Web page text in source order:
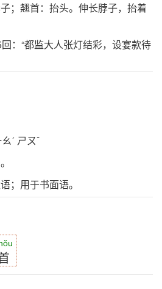
；翘首：抬头。伸长脖子，抬着
回：“都监大人张灯结彩，设宴款待
ˊ ㄕㄡˇ
；用于书面语。